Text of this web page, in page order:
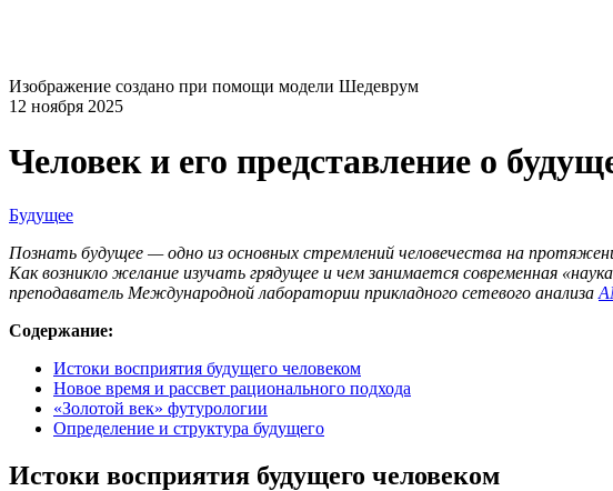
Изображение создано при помощи модели Шедеврум
12 ноября 2025
Человек и его представление о
Будущее
Познать будущее — одно из основных стремлений человечества на
Как возникло желание изучать грядущее и чем занимается современная
преподаватель Международной лаборатории прикладного сетевого анализа
Содержание:
Истоки восприятия будущего человеком
Новое время и рассвет рационального подхода
«Золотой век» футурологии
Определение и структура будущего
Истоки восприятия будущего человеком